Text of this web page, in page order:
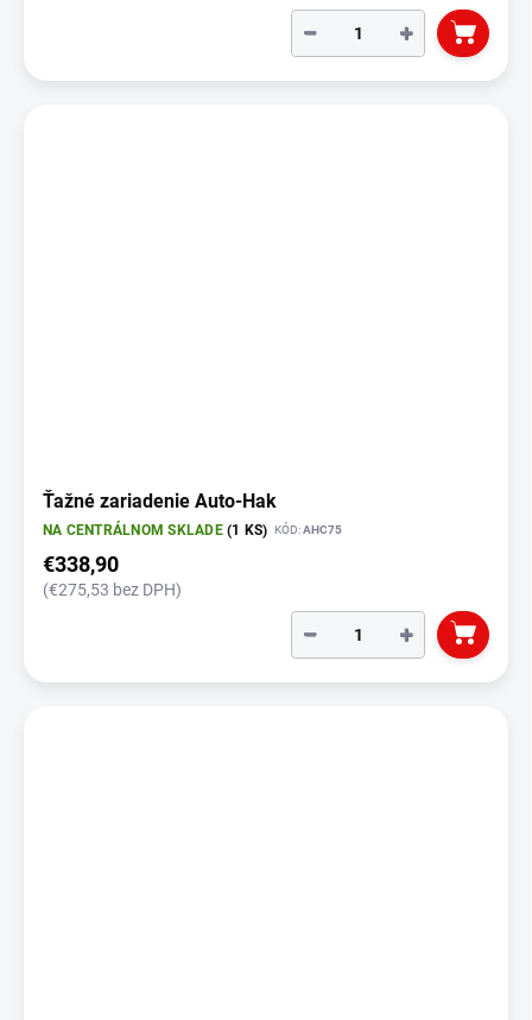
+
−
Ťažné zariadenie Auto-Hak
NA CENTRÁLNOM SKLADE(1 KS) KÓD:AHC75
€338,90
(€275,53 bez DPH)
+
−